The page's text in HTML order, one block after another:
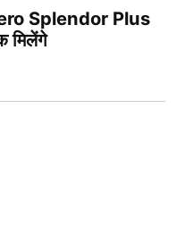
Splendor Plus
मिलेंगे